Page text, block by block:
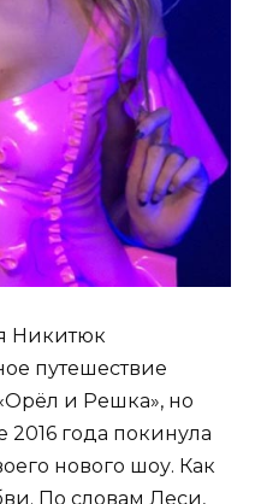
Никитюк
путешествие
и Решка», но
2016 года покинула
нового шоу. Как
По словам Леси,